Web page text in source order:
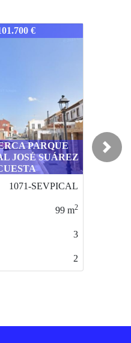
€
PARQUE
JOSÉ SUÁREZ
1071-SEVPICAL
99 m2
3
2
Next